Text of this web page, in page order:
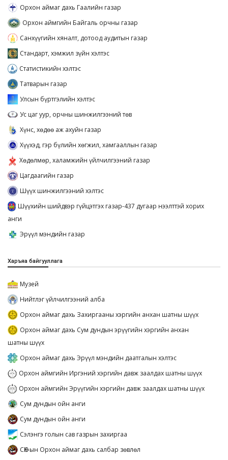
Орхон аймаг дахь Гаалийн газар
Орхон аймгийн Байгаль орчны газар
Санхүүгийн хяналт, дотоод аудитын газар
Стандарт, хэмжил зүйн хэлтэс
Статистикийн хэлтэс
Татварын газар
Улсын бүртгэлийн хэлтэс
Ус цаг уур, орчны шинжилгээний төв
Хүнс, хөдөө аж ахуйн газар
Хүүхэд, гэр бүлийн хөгжил, хамгааллын газар
Хөдөлмөр, халамжийн үйлчилгээний газар
Цагдаагийн газар
Шүүх шинжилгээний хэлтэс
Шүүхийн шийдвэр гүйцэтгэх газар-437 дугаар нээлттэй хорих
анги
Эрүүл мэндийн газар
Харъяа байгууллага
Музей
Нийтлэг үйлчилгээний алба
Орхон аймаг дахь Захиргааны хэргийн анхан шатны шүүх
Орхон аймаг дахь Сум дундын эрүүгийн хэргийн анхан
шатны шүүх
Орхон аймаг дахь Эрүүл мэндийн даатгалын хэлтэс
Орхон аймгийн Иргэний хэргийн давж заалдах шатны шүүх
Орхон аймгийн Эрүүгийн хэргийн давж заалдах шатны шүүх
Сум дундын ойн анги
Сум дундын ойн анги
Сэлэнгэ голын сав газрын захиргаа
СӨХ-ын Орхон аймаг дахь салбар зөвлөл